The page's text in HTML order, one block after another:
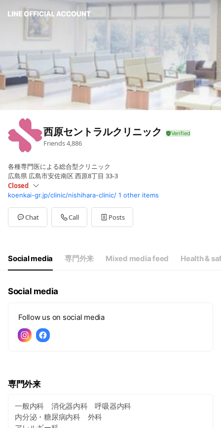
西原セントラルクリニック
Friends4,886
各種専門医による総合型クリニック
広島県 広島市安佐南区 西原8丁目 33‐3
Closed
SunClosed
Mon08:45 - 12:30,14:00 - 17:30
Tue08:45 - 12:30,14:00 - 17:30
Wed08:45 - 12:30,14:00 - 17:30
08:45 - 12:30,00:00 - 00:00
koenkai-gr.jp/clinic/nishihara-clinic/ 1 other items
Chat Call Posts
Social media 専門外来 Mixed media feed Health &
Social media
Follow us on social media
専門外来
一般内科 消化器内科 呼吸器内科
内分泌・糖尿病内科 外科